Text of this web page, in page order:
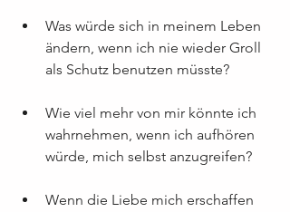
Was würde sich in meinem Leben
ändern, wenn ich nie wieder Groll
als Schutz benutzen müsste?
Wie viel mehr von mir könnte ich
wahrnehmen, wenn ich aufhören
würde, mich selbst anzugreifen?
Wenn die Liebe mich erschaffen